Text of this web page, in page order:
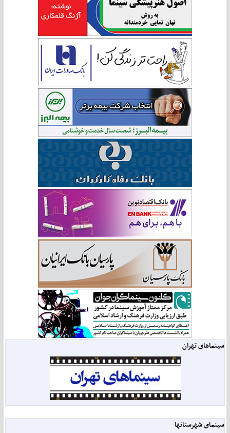
سینماهای تهران
سینمای شهرستانها